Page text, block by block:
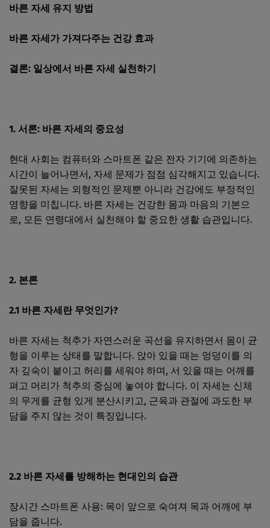
바른 자세 유지 방법
바른 자세가 가져다주는 건강 효과
결론: 일상에서 바른 자세 실천하기
1. 서론: 바른 자세의 중요성
현대 사회는 컴퓨터와 스마트폰 같은 전자 기기에 의존하는
시간이 늘어나면서, 자세 문제가 점점 심각해지고 있습니다.
잘못된 자세는 외형적인 문제뿐 아니라 건강에도 부정적인
영향을 미칩니다. 바른 자세는 건강한 몸과 마음의 기본으
로, 모든 연령대에서 실천해야 할 중요한 생활 습관입니다.
2. 본론
2.1 바른 자세란 무엇인가?
바른 자세는 척추가 자연스러운 곡선을 유지하면서 몸이 균
형을 이루는 상태를 말합니다. 앉아 있을 때는 엉덩이를 의
자 깊숙이 붙이고 허리를 세워야 하며, 서 있을 때는 어깨를
펴고 머리가 척추의 중심에 놓여야 합니다. 이 자세는 신체
의 무게를 균형 있게 분산시키고, 근육과 관절에 과도한 부
담을 주지 않는 것이 특징입니다.
2.2 바른 자세를 방해하는 현대인의 습관
장시간 스마트폰 사용: 목이 앞으로 숙여져 목과 어깨에 부
담을 줍니다.